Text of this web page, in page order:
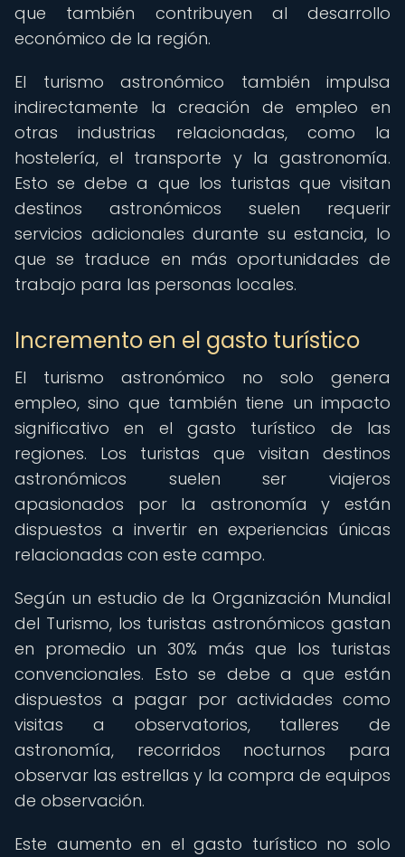
que también contribuyen al desarrollo
económico de la región.
El turismo astronómico también impulsa
indirectamente la creación de empleo en
otras industrias relacionadas, como la
hostelería, el transporte y la gastronomía.
Esto se debe a que los turistas que visitan
destinos astronómicos suelen requerir
servicios adicionales durante su estancia, lo
que se traduce en más oportunidades de
trabajo para las personas locales.
Incremento en el gasto turístico
El turismo astronómico no solo genera
empleo, sino que también tiene un impacto
significativo en el gasto turístico de las
regiones. Los turistas que visitan destinos
astronómicos suelen ser viajeros
apasionados por la astronomía y están
dispuestos a invertir en experiencias únicas
relacionadas con este campo.
Según un estudio de la Organización Mundial
del Turismo, los turistas astronómicos gastan
en promedio un 30% más que los turistas
convencionales. Esto se debe a que están
dispuestos a pagar por actividades como
visitas a observatorios, talleres de
astronomía, recorridos nocturnos para
observar las estrellas y la compra de equipos
de observación.
Este aumento en el gasto turístico no solo